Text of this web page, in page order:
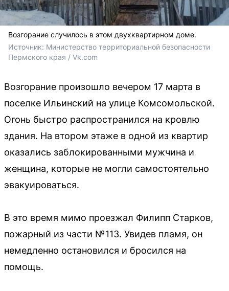
Возгорание случилось в этом двухквартирном доме.
Источник: Министерство территориальной безопасности
Пермского края / Vk.com
Возгорание произошло вечером 17 марта в
поселке Ильинский на улице Комсомольской.
Огонь быстро распространился на кровлю
здания. На втором этаже в одной из квартир
оказались заблокированными мужчина и
женщина, которые не могли самостоятельно
эвакуироваться.
В это время мимо проезжал Филипп Старков,
пожарный из части №113. Увидев пламя, он
немедленно остановился и бросился на
помощь.